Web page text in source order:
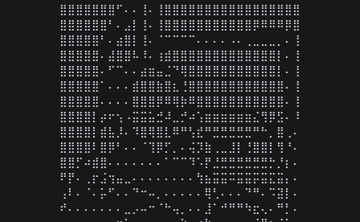
⣿⣿⣿⣿⣿⣿⣿⠋⠄⠄⢸⠄⢸⣿⣿⣿⣿⣿⣿⣿⣿⣿⣿⣿⣿⣿⣿⣿⣿⣿
⣿⣿⣿⣿⣿⣿⠃⠄⣠⡇⢸⠄⢸⣿⣿⣿⣿⣿⣿⣿⣿⣿⣿⣿⡿⠿⠿⠿⡿⣿
⣿⣿⣿⣿⣿⠃⠄⣴⣿⡇⢸⠄⠈⠉⠉⠉⠉⠄⠄⠄⠄⠠⠄⢀⣀⣀⣀⡀⠄⢸
⣿⣿⣿⣿⣿⠄⣼⣿⣿⠧⠸⠄⢰⣾⣿⣿⣿⣿⣿⣿⣿⣿⣿⣿⣿⣿⣿⡇⠄⢸
⣿⣿⣿⣿⣿⠄⠋⠉⠄⠄⣴⣶⣤⣈⠙⢿⣿⣿⣿⣿⣿⣿⣿⣿⣿⣿⣿⡇⠄⢸
⣿⣿⣿⣿⣿⠁⠄⠄⠄⣾⣿⣿⣷⣿⣆⢘⣿⣿⣿⣿⣿⣿⣿⣿⣿⣿⣿⣿⠄⢸
⣿⣿⣿⣿⣿⠄⠄⠄⠄⣿⣿⣿⡿⠿⢿⡷⠿⣿⣿⣿⣿⣿⣿⣿⣿⣿⣿⣿⠄⢸
⣿⣿⣿⣿⡇⡴⠖⢢⠠⣭⣭⣥⣚⠼⣀⡚⠴⢡⣶⣶⣶⣶⣶⣶⣌⢻⡿⣫⠄⠸
⣿⣿⣿⣿⡇⣾⣧⡸⠄⠹⣿⢿⣿⣇⠿⠛⢣⣞⠛⣛⣛⣛⣛⣛⠛⠓⡀⣿⢀⠄
⣿⣿⣿⣿⠇⣿⡿⠃⠄⠄⠈⢹⡿⡋⡀⠄⢬⡹⣷⢀⣀⣸⡇⢘⣿⣿⡇⢻⠘⠄
⣿⣿⡋⠴⣾⣿⠄⠄⠄⠄⠄⠄⠄⠁⠉⠉⠹⠡⡟⣘⣛⣛⣛⣛⣛⣛⡓⡘⡆⠄
⠟⡟⠄⢀⡖⣨⢲⣤⣀⠄⠄⠄⠄⠄⠄⠄⠄⢳⣦⣭⣭⠭⣭⣭⡭⣭⣍⣭⡄⠄
⢠⠇⠄⠈⠄⡥⠋⠄⠄⠙⠒⠤⡀⠄⠄⠄⠄⠄⢿⢃⠄⠄⠄⠙⠛⠄⠩⣽⡇⠄
⠞⠄⠄⠄⠄⠄⠄⠄⣀⡠⠤⠒⠈⠓⢤⡀⠄⠄⣸⠁⠚⠛⠛⠳⣖⢄⠄⠛⡃⠄